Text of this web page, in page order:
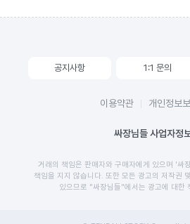
공지사항 1:1 문의
이용약관 개인정보
싸장님들 사업자정
거래의 책임은 판매자와 구매자에게 있으며 '싸
책임을 지지 않습니다. 또한 모든 광고의 저작권
있으므로 "싸장님들"에서는 광고에 대한